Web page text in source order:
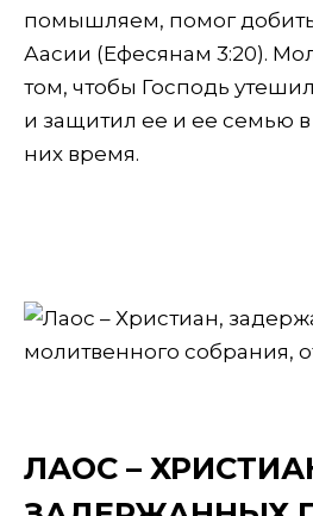
помышляем, помог
Аасии (Ефесянам 3:20).
том, чтобы Господь
и защитил ее и ее семью в
них время.
ЛАОС –